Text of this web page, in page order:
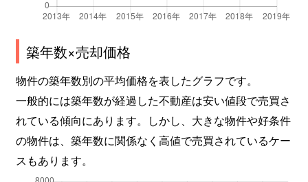
築年数×売却価格
物件の築年数別の平均価格を表したグラフです。
一般的には築年数が経過した不動産は安い値段で売買さ
れている傾向にあります。しかし、大きな物件や好条件
の物件は、築年数に関係なく高値で売買されているケー
スもあります。